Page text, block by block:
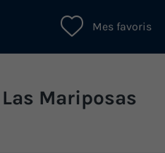
Mes favoris
Mariposas